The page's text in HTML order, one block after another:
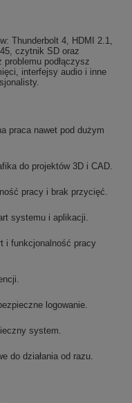
Thunderbolt 4, HDMI 2.1,
czytnik SD oraz
podłączysz
interfejsy audio i inne
praca nawet pod dużym
do projektów 3D i CAD.
pracy i brak przycięć.
systemu i aplikacji.
i funkcjonalność pracy
logowanie.
system.
do działania od razu.